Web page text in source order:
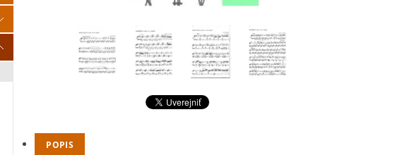
POPIS